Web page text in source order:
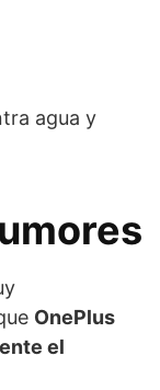
agua y
OnePlus
el